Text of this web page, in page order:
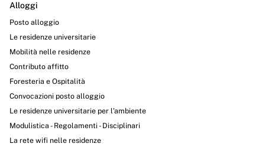
Alloggi
Posto alloggio
Le residenze universitarie
Mobilità nelle residenze
Contributo affitto
Foresteria e Ospitalità
Convocazioni posto alloggio
Le residenze universitarie per l’ambiente
Modulistica - Regolamenti - Disciplinari
La rete wifi nelle residenze